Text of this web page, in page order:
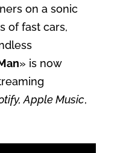
on a sonic
of fast cars,
» is now
Apple Music,